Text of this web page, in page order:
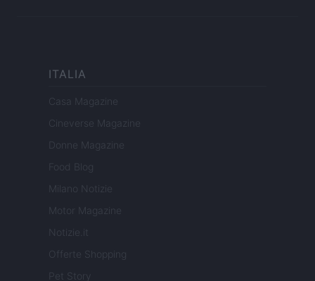
ITALIA
Casa Magazine
Cineverse Magazine
Donne Magazine
Food Blog
Milano Notizie
Motor Magazine
Notizie.it
Offerte Shopping
Pet Story